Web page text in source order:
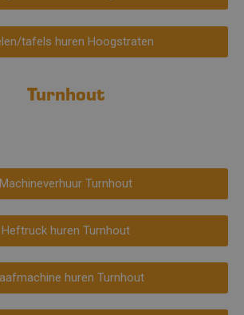
tafels huren Hoogstraten
Turnhout
Machineverhuur Turnhout
Heftruck huren Turnhout
huren Turnhout